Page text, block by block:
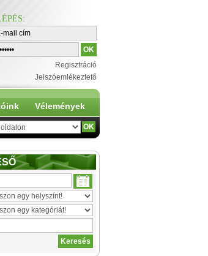
:
Regisztráció
Jelszóemlékeztető
Vélemények